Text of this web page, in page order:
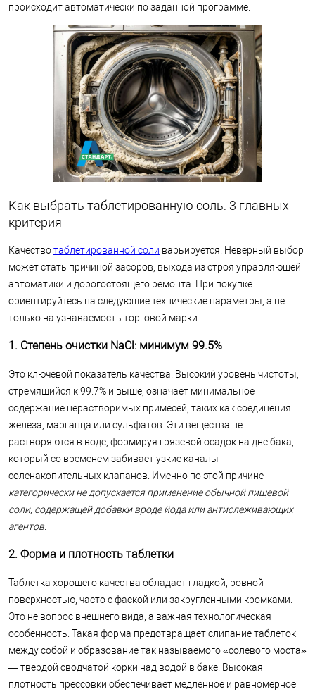
происходит автоматически по заданной программе.
Как выбрать таблетированную соль: 3 главных
критерия
Качествотаблетированной соли варьируется. Неверный выбор
может стать причиной засоров, выхода из строя управляющей
автоматики и дорогостоящего ремонта. При покупке
ориентируйтесь на следующие технические параметры, а не
только на узнаваемость торговой марки.
1. Степень очистки NaCl: минимум 99.5%
Это ключевой показатель качества. Высокий уровень чистоты,
стремящийся к 99.7% и выше, означает минимальное
содержание нерастворимых примесей, таких как соединения
железа, марганца или сульфатов. Эти вещества не
растворяются в воде, формируя грязевой осадок на дне бака,
который со временем забивает узкие каналы
соленакопительных клапанов. Именно по этой причине
категорически не допускается применение обычной пищевой
соли, содержащей добавки вроде йода или антислеживающих
агентов.
2. Форма и плотность таблетки
Таблетка хорошего качества обладает гладкой, ровной
поверхностью, часто с фаской или закругленными кромками.
Это не вопрос внешнего вида, а важная технологическая
особенность. Такая форма предотвращает слипание таблеток
между собой и образование так называемого «солевого моста»
— твердой сводчатой корки над водой в баке. Высокая
плотность прессовки обеспечивает медленное и равномерное